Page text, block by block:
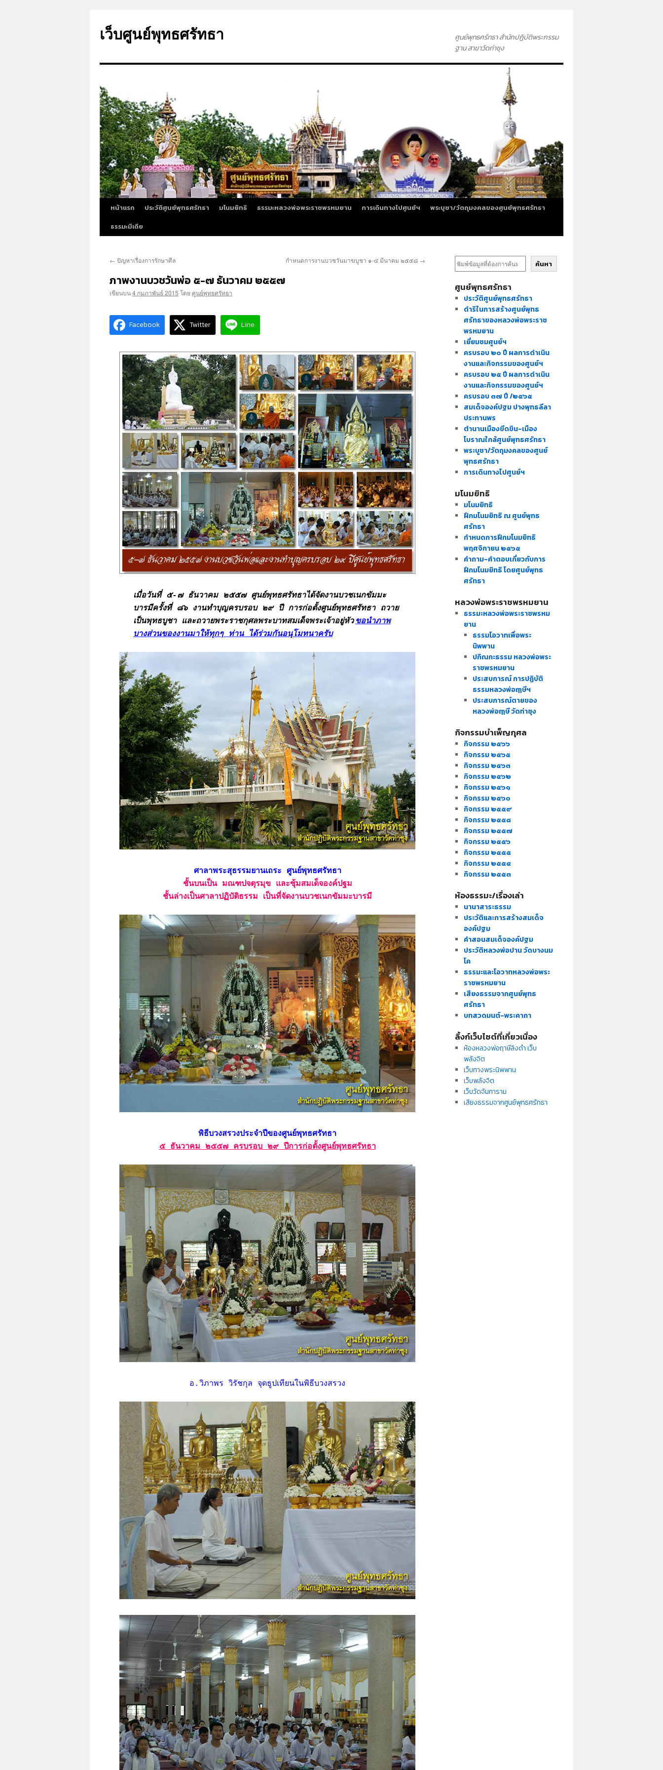
ยัง
เว็บศูนย์พุทธศรัทธา
ศูนย์พุทธศรัทธา สำนักปฏิบัติพระกรรม
ฐาน สาขาวัดท่าซุง
หน้าแรก ประวัติศูนย์พุทธศรัทธา มโนมยิทธิ ธรรมะหลวงพ่อพระราชพรหมยาน การเดินทางไปศูนย์ฯ
พระบูชา/วัตถุมงคลของศูนย์พุทธศรัทธา
ธรรมะมีเดีย
← ปัญหาเรื่องการรักษาศีล กำหนดการงานบวชวันมาฆบูชา ๑-๔ มีนาคม ๒๕๕๘ →
ภาพงานบวชวันพ่อ ๕-๗ ธันวาคม ๒๕๕๗
เขียนบน4 กุมภาพันธ์ 2015 โดย ศูนย์พุทธศรัทธา
Facebook Twitter Line
เมื่อวันที่ ๕-๗ ธันวาคม ๒๕๕๗ ศูนย์พุทธศรัทธาได้จัดงานบวชเนกขัมมะ
บารมีครั้งที่ ๘๖ งานทำบุญครบรอบ ๒๙ ปี การก่อตั้งศูนย์พุทธศรัทธา ถวาย
เป็นพุทธบูชา และถวายพระราชกุศลพระบาทสมเด็จพระเจ้าอยู่หัว ขอนำภาพ
บางส่วนของงานมาให้ทุกๆ ท่าน ได้ร่วมกันอนุโมทนาครับ
ศาลาพระสุธรรมยานเถระ ศูนย์พุทธศรัทธา
ชั้นบนเป็น มณฑปจตุรมุข และซุ้มสมเด็จองค์ปฐม
ชั้นล่างเป็นศาลาปฏิบัติธรรม เป็นที่จัดงานบวชเนกขัมมะบารมี
พิธีบวงสรวงประจำปีของศูนย์พุทธศรัทธา
๕ ธันวาคม ๒๕๕๗ ครบรอบ ๒๙ ปีการก่อตั้งศูนย์พุทธศรัทธา
อ.วิภาพร วิรัชกุล จุดธูปเทียนในพิธีบวงสรวง
ค้นหา
ศูนย์พุทธศรัทธา
ประวัติศูนย์พุทธศรัทธา
ดำริในการสร้างศูนย์พุทธ
ศรัทธาของหลวงพ่อพระราช
พรหมยาน
เยี่ยมชมศูนย์ฯ
ครบรอบ ๒๐ ปี ผลการดำเนิน
งานและกิจกรรมของศูนย์ฯ
ครบรอบ ๒๕ ปี ผลการดำเนิน
งานและกิจกรรมของศูนย์ฯ
ครบรอบ ๓๗ ปี /๒๕๖๕
สมเด็จองค์ปฐม ปางพุทธลีลา
ประทานพร
ตำนานเมืองขีดขิน-เมือง
โบราณใกล้ศูนย์พุทธศรัทธา
พระบูชา/วัตถุมงคลของศูนย์
พุทธศรัทธา
การเดินทางไปศูนย์ฯ
มโนมยิทธิ
มโนมยิทธิ
ฝึกมโนมยิทธิ ณ ศูนย์พุทธ
ศรัทธา
กำหนดการฝึกมโนมยิทธิ
พฤศจิกายน ๒๕๖๕
คำถาม-คำตอบเกี่ยวกับการ
ฝึกมโนมยิทธิ โดยศูนย์พุทธ
ศรัทธา
หลวงพ่อพระราชพรหมยาน
ธรรมะหลวงพ่อพระราชพรหม
ยาน
ธรรมโอวาทเพื่อพระ
นิพพาน
ปกิณกะธรรม หลวงพ่อพระ
ราชพรหมยาน
ประสบการณ์ การปฏิบัติ
ธรรมหลวงพ่อฤๅษีฯ
ประสบการณ์ตายของ
หลวงพ่อฤๅษี วัดท่าซุง
กิจกรรมบำเพ็ญกุศล
กิจกรรม ๒๕๖๖
กิจกรรม ๒๕๖๕
กิจกรรม ๒๕๖๓
กิจกรรม ๒๕๖๒
กิจกรรม ๒๕๖๑
กิจกรรม ๒๕๖๐
กิจกรรม ๒๕๕๙
กิจกรรม ๒๕๕๘
กิจกรรม ๒๕๕๗
กิจกรรม ๒๕๕๖
กิจกรรม ๒๕๕๕
กิจกรรม ๒๕๕๔
กิจกรรม ๒๕๕๓
ห้องธรรมะ/เรื่องเล่า
นานาสาระธรรม
ประวัติและการสร้างสมเด็จ
องค์ปฐม
คำสอนสมเด็จองค์ปฐม
ประวัติหลวงพ่อปาน วัดบางนม
โค
ธรรมะและโอวาทหลวงพ่อพระ
ราชพรหมยาน
เสียงธรรมจากศูนย์พุทธ
ศรัทธา
บทสวดมนต์-พระคาถา
ลิ้งก์เว็บไซต์ที่เกี่ยวเนื่อง
ห้องหลวงพ่อฤาษีลิงดำ เว็บ
พลังจิต
เว็บทางพระนิพพาน
เว็บพลังจิต
เว็บวัดจันทาราม
เสียงธรรมจากศูนย์พุทธศรัทธา